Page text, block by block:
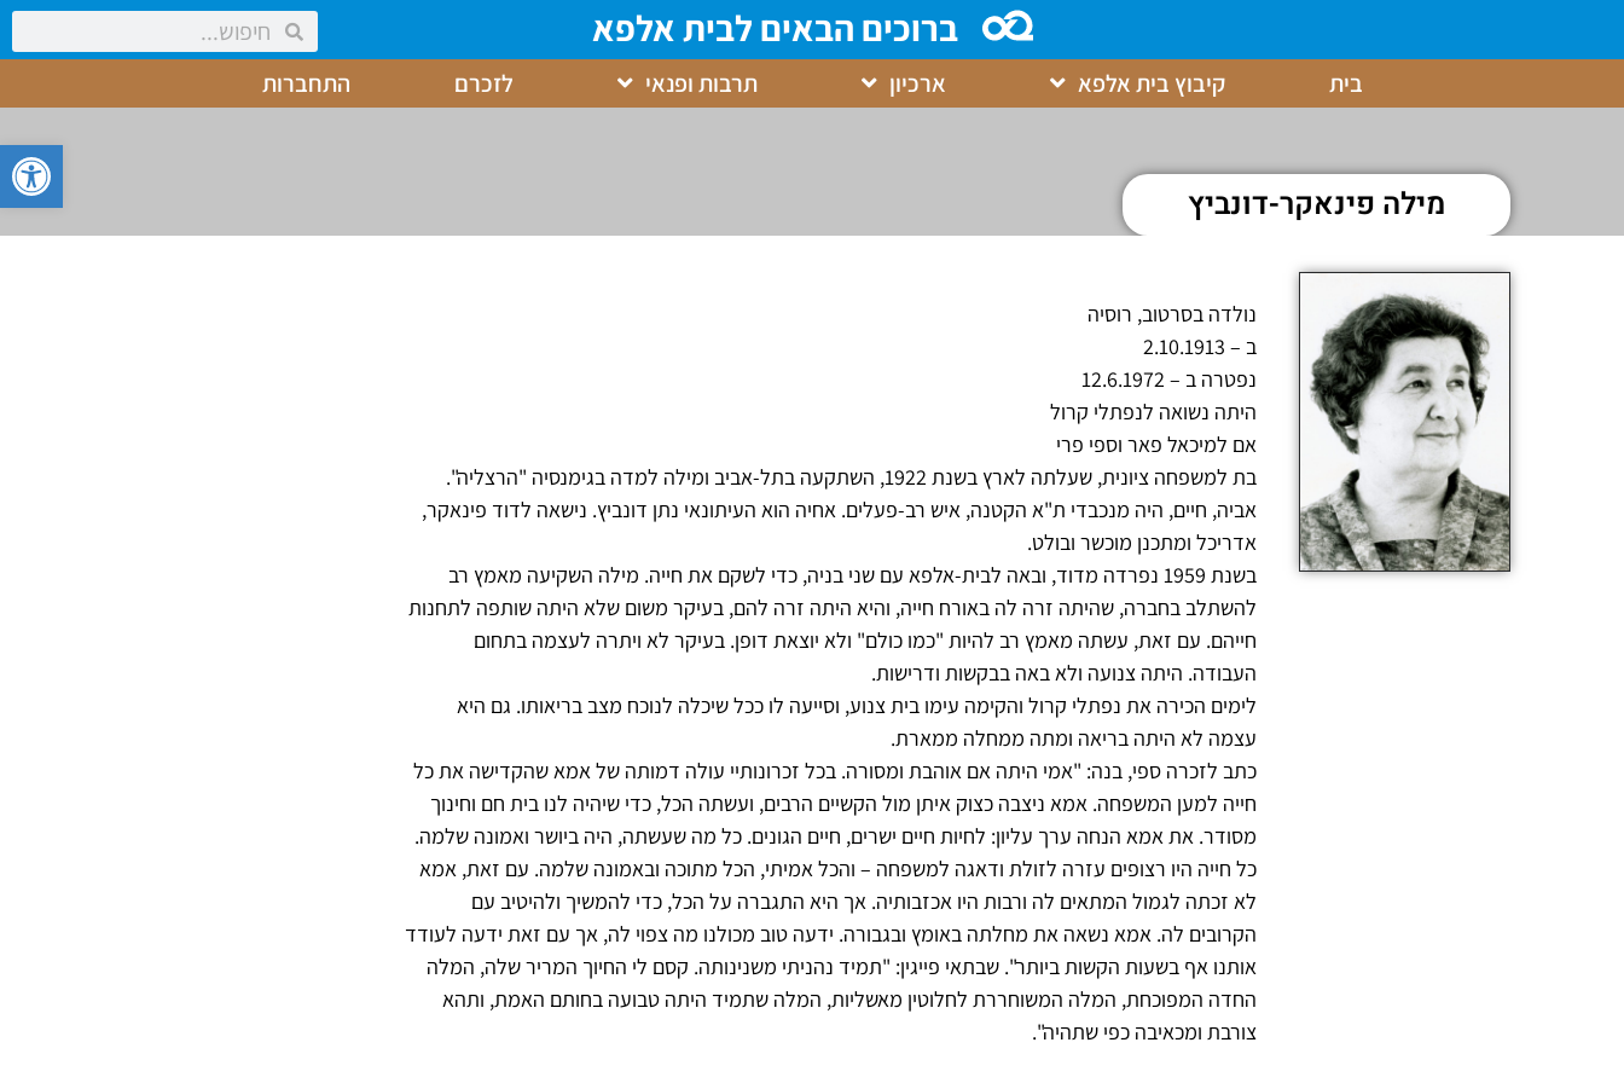
פתח
ברוכים הבאים לבית אלפא
בית קיבוץ בית אלפא ארכיון תרבות ופנאי לזכרם התחברות
מילה פינאקר-דונביץ
נולדה בסרטוב, רוסיה
ב – 2.10.1913
נפטרה ב – 12.6.1972
היתה נשואה לנפתלי קרול
אם למיכאל פאר וספי פרי
בת למשפחה ציונית, שעלתה לארץ בשנת 1922, השתקעה בתל-אביב ומילה למדה בגימנסיה "הרצליה".
אביה, חיים, היה מנכבדי ת"א הקטנה, איש רב-פעלים. אחיה הוא העיתונאי נתן דונביץ. נישאה לדוד פינאקר,
אדריכל ומתכנן מוכשר ובולט.
בשנת 1959 נפרדה מדוד, ובאה לבית-אלפא עם שני בניה, כדי לשקם את חייה. מילה השקיעה מאמץ רב
להשתלב בחברה, שהיתה זרה לה באורח חייה, והיא היתה זרה להם, בעיקר משום שלא היתה שותפה לתחנות
חייהם. עם זאת, עשתה מאמץ רב להיות "כמו כולם" ולא יוצאת דופן. בעיקר לא ויתרה לעצמה בתחום
העבודה. היתה צנועה ולא באה בבקשות ודרישות.
לימים הכירה את נפתלי קרול והקימה עימו בית צנוע, וסייעה לו ככל שיכלה לנוכח מצב בריאותו. גם היא
עצמה לא היתה בריאה ומתה ממחלה ממארת.
כתב לזכרה ספי, בנה: "אמי היתה אם אוהבת ומסורה. בכל זכרונותיי עולה דמותה של אמא שהקדישה את כל
חייה למען המשפחה. אמא ניצבה כצוק איתן מול הקשיים הרבים, ועשתה הכל, כדי שיהיה לנו בית חם וחינוך
מסודר. את אמא הנחה ערך עליון: לחיות חיים ישרים, חיים הגונים. כל מה שעשתה, היה ביושר ואמונה שלמה.
כל חייה היו רצופים עזרה לזולת ודאגה למשפחה – והכל אמיתי, הכל מתוכה ובאמונה שלמה. עם זאת, אמא
לא זכתה לגמול המתאים לה ורבות היו אכזבותיה. אך היא התגברה על הכל, כדי להמשיך ולהיטיב עם
הקרובים לה. אמא נשאה את מחלתה באומץ ובגבורה. ידעה טוב מכולנו מה צפוי לה, אך עם זאת ידעה לעודד
אותנו אף בשעות הקשות ביותר". שבתאי פייגין: "תמיד נהניתי משנינותה. קסם לי החיוך המריר שלה, המלה
החדה המפוכחת, המלה המשוחררת לחלוטין מאשליות, המלה שתמיד היתה טבועה בחותם האמת, ותהא
צורבת ומכאיבה כפי שתהיה".